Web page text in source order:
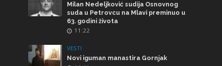
Milan Nedeljković sudija Osnovnog
suda u Petrovcu na Mlavi preminuo u
63. godini života
11:22
VESTI
Novi iguman manastira Gornjak